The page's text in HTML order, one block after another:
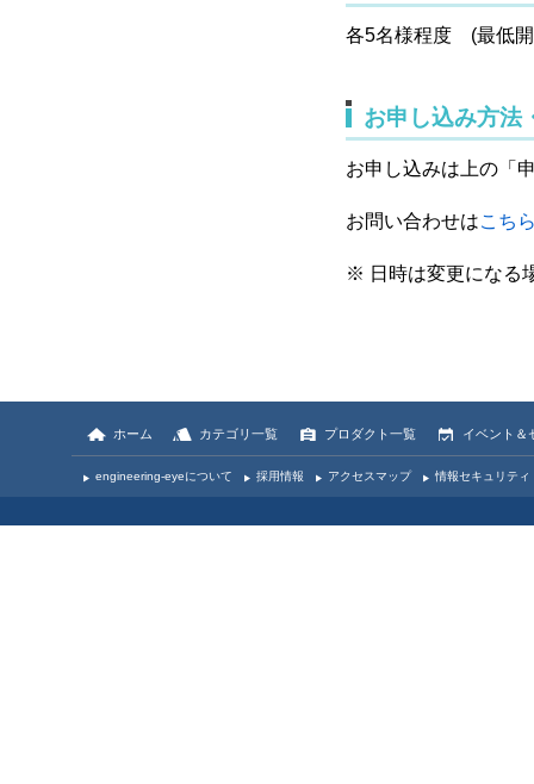
各5名様程度 (最低
お申し込み方法
お申し込みは上の「
お問い合わせはこち
※ 日時は変更になる
ホーム カテゴリ一覧 プロダクト一覧 イベント＆
engineering-eyeについて 採用情報 アクセスマップ 情報セキュリテ